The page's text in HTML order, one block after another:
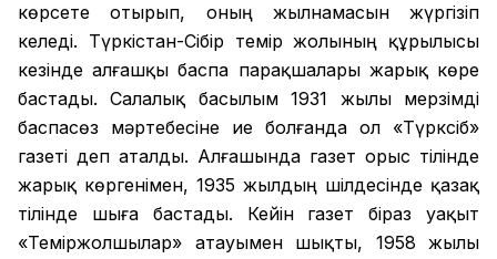
көрсете отырып, оның жылнамасын жүргізіп
келеді. Түркістан-Сібір темір жолының құрылысы
кезінде алғашқы баспа парақшалары жарық көре
бастады. Салалық басылым 1931 жылы мерзімді
баспасөз мәртебесіне ие болғанда ол «Түрксіб»
газеті деп аталды. Алғашында газет орыс тілінде
жарық көргенімен, 1935 жылдың шілдесінде қазақ
тілінде шыға бастады. Кейін газет біраз уақыт
«Теміржолшылар» атауымен шықты, 1958 жылы